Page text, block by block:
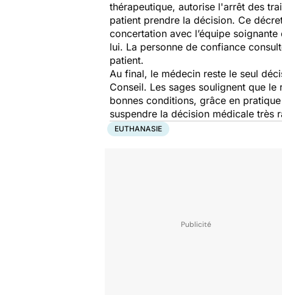
thérapeutique, autorise l'arrêt des
patient prendre la décision. Ce
concertation avec l’équipe
lui. La personne de confiance
patient.
Au final, le médecin reste le seul
Conseil. Les sages soulignent que
bonnes conditions, grâce en
suspendre la décision médicale très
EUTHANASIE